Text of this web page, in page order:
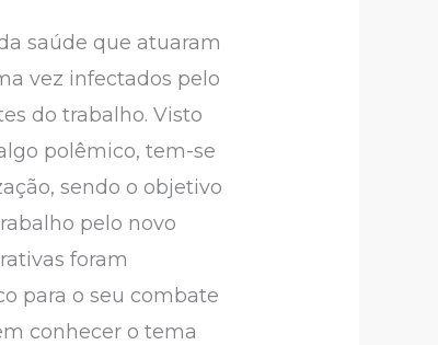
saúde que atuaram
vez infectados pelo
do trabalho. Visto
polêmico, tem-se
sendo o objetivo
pelo novo
foram
para o seu combate
conhecer o tema